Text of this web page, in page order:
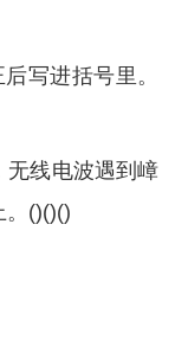
写进括号里。
无线电波遇到嶂
。()()()